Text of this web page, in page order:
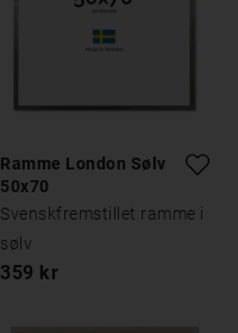
Ramme London Sølv
50x70
Svenskfremstillet ramme i
sølv
359 kr